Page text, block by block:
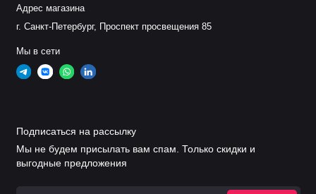
Адрес магазина
г. Санкт-Петербург, Проспект просвещения 85
Мы в сети
Подписаться на рассылку
Мы не будем присылать вам спам. Только скидки и
выгодные предложения